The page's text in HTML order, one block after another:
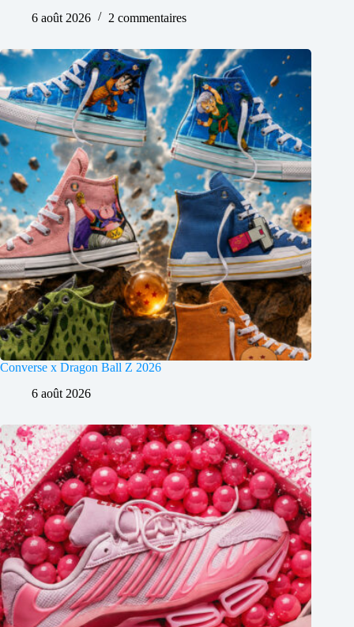
6 août 2026
2 commentaires
Converse x Dragon Ball Z 2026
6 août 2026